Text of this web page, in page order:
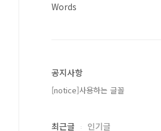
Words
공지사항
[notice]사용하는 글꼴
최근글 인기글